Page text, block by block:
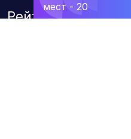
Рейтинги
мест - 20